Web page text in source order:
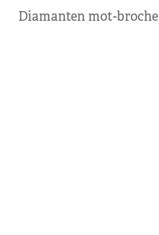
Diamanten mot-broche